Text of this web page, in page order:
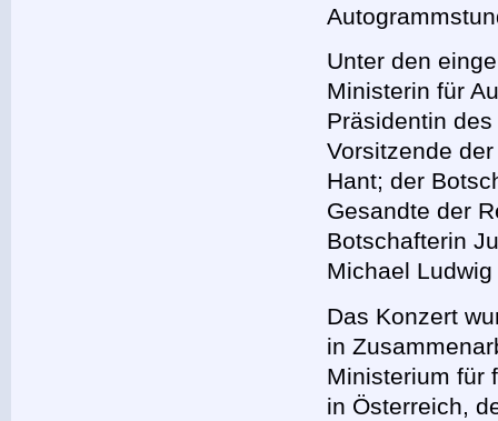
Unter den
Ministerin für
Präsidentin
Vorsitzende
Hant; der
Gesandte der
Botschafterin
Michael
Das Konzert
in
Ministerium für
in Österreich,